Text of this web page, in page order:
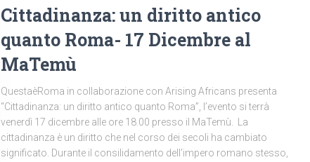
Cittadinanza: un diritto antico
quanto Roma- 17 Dicembre al
MaTemù
QuestaèRoma in collaborazione con Arising Africans presenta
“Cittadinanza: un diritto antico quanto Roma”, l’evento si terrà
venerdì 17 dicembre alle ore 18.00 presso il MaTemù. La
cittadinanza è un diritto che nel corso dei secoli ha cambiato
significato. Durante il consilidamento dell’impero romano stesso,